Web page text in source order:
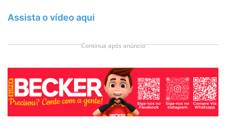
Assista o vídeo aqui
Continua após anúncio